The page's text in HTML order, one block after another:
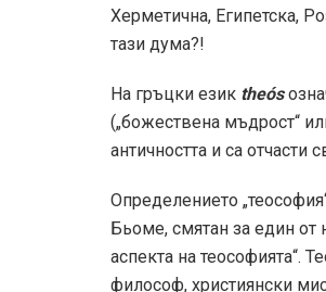
Херметична, Египетска,
тази дума?!
На гръцки език theós
(„божествена мъдрост“
античността и са отчасти
Определението
Бьоме, смятан за един от
аспекта на теософията“.
философ, християнски